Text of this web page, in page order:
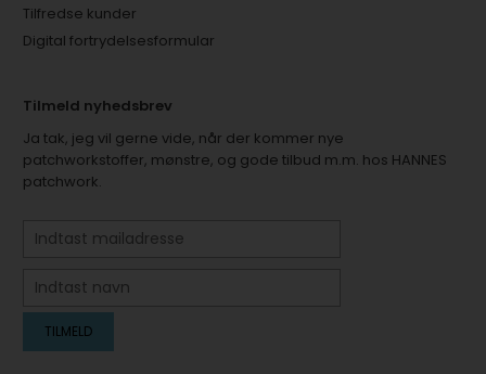
Tilfredse kunder
Digital fortrydelsesformular
Tilmeld nyhedsbrev
Ja tak, jeg vil gerne vide, når der kommer nye
patchworkstoffer, mønstre, og gode tilbud m.m. hos HANNES
patchwork.